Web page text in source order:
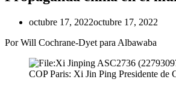
octubre 17, 2022octubre 17, 2022
Por Will Cochrane-Dyet para Albawaba
COP Paris: Xi Jin Ping Presidente